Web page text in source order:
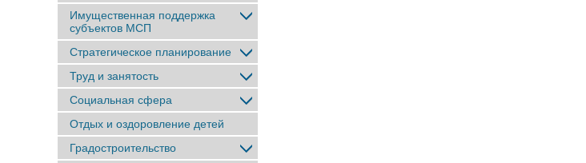
Имущественная поддержка
субъектов МСП
Стратегическое планирование
Труд и занятость
Социальная сфера
Отдых и оздоровление детей
Градостроительство